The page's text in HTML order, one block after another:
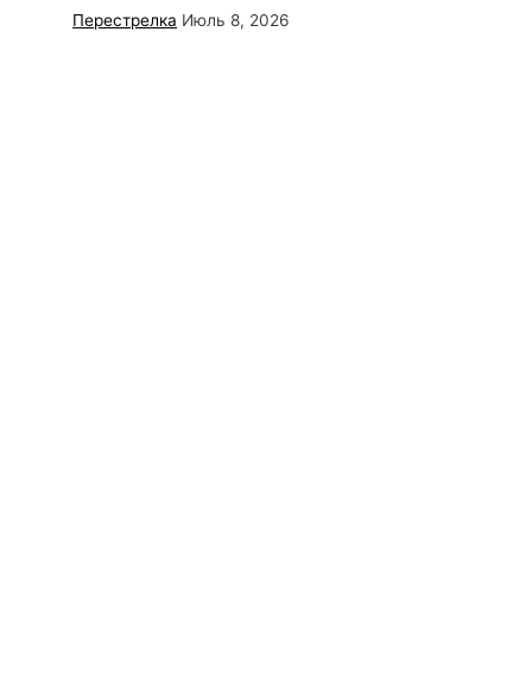
Перестрелка Июль 8, 2026